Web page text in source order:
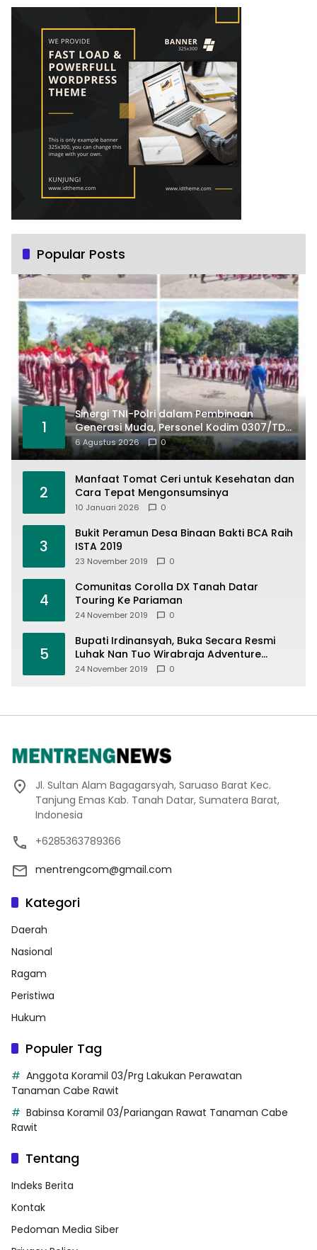
Popular Posts
1
Sinergi TNI-Polri dalam Pembinaan
Generasi Muda, Personel Kodim 0307/TD
dan Polresta Tanah Datar Intensif Latih
Pasukan Paskibraka Jelang HUT RI ke-81
6 Agustus 2026 0
2
Manfaat Tomat Ceri untuk Kesehatan dan
Cara Tepat Mengonsumsinya
10 Januari 2026 0
3
Bukit Peramun Desa Binaan Bakti BCA Raih
ISTA 2019
23 November 2019 0
4
Comunitas Corolla DX Tanah Datar
Touring Ke Pariaman
24 November 2019 0
5
Bupati Irdinansyah, Buka Secara Resmi
Luhak Nan Tuo Wirabraja Adventure
Offroad 2019
24 November 2019 0
Jl. Sultan Alam Bagagarsyah, Saruaso Barat Kec.
Tanjung Emas Kab. Tanah Datar, Sumatera Barat,
Indonesia
+6285363789366
mentrengcom@gmail.com
Kategori
Daerah
Nasional
Ragam
Peristiwa
Hukum
Populer Tag
Anggota Koramil 03/Prg Lakukan Perawatan
Tanaman Cabe Rawit
Babinsa Koramil 03/Pariangan Rawat Tanaman Cabe
Rawit
Tentang
Indeks Berita
Kontak
Pedoman Media Siber